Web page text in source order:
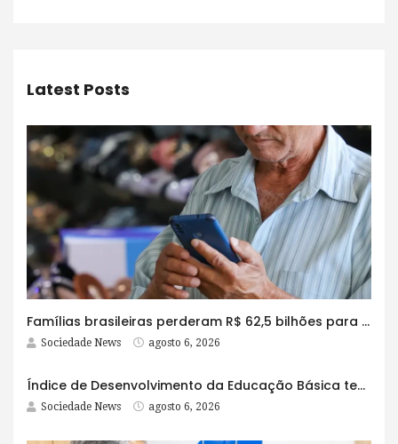
Latest Posts
Famílias brasileiras perderam R$ 62,5 bilhões para bets em 2025
Sociedade News agosto 6, 2026
Índice de Desenvolvimento da Educação Básica tem elevação em todas as etapas
Sociedade News agosto 6, 2026